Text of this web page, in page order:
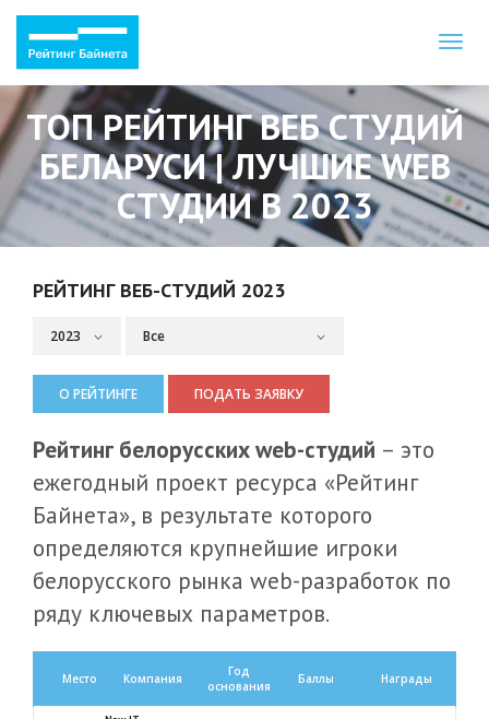
ТОП РЕЙТИНГ ВЕБ СТУДИЙ
БЕЛАРУСИ | ЛУЧШИЕ WEB
СТУДИИ В 2023
РЕЙТИНГ ВЕБ-СТУДИЙ 2023
О РЕЙТИНГЕ ПОДАТЬ ЗАЯВКУ
Рейтинг белорусских web-студий – это
ежегодный проект ресурса «Рейтинг
Байнета», в результате которого
определяются крупнейшие игроки
белорусского рынка web-разработок по
ряду ключевых параметров.
Место Компания
Год
основания
Баллы Награды